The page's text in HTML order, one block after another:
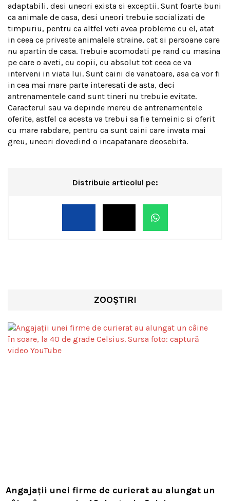
adaptabili, desi uneori exista si exceptii. Sunt foarte buni
ca animale de casa, desi uneori trebuie socializati de
timpuriu, pentru ca altfel veti avea probleme cu el, atat
in ceea ce priveste animalele straine, cat si persoane care
nu apartin de casa. Trebuie acomodati pe rand cu masina
pe care o aveti, cu copii, cu absolut tot ceea ce va
interveni in viata lui. Sunt caini de vanatoare, asa ca vor fi
in cea mai mare parte interesati de asta, deci
antrenamentele cand sunt tineri nu trebuie evitate.
Caracterul sau va depinde mereu de antrenamentele
oferite, astfel ca acesta va trebui sa fie temeinic si oferit
cu mare rabdare, pentru ca sunt caini care invata mai
greu, uneori dovedind o incapatanare deosebita.
Distribuie articolul pe:
ZOOȘTIRI
Angajații unei firme de curierat au alungat un